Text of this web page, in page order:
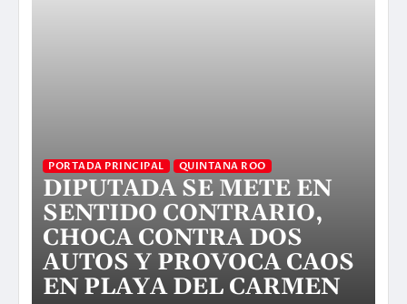
PORTADA PRINCIPAL QUINTANA ROO
DIPUTADA SE METE EN
SENTIDO CONTRARIO,
CHOCA CONTRA DOS
AUTOS Y PROVOCA CAOS
EN PLAYA DEL CARMEN